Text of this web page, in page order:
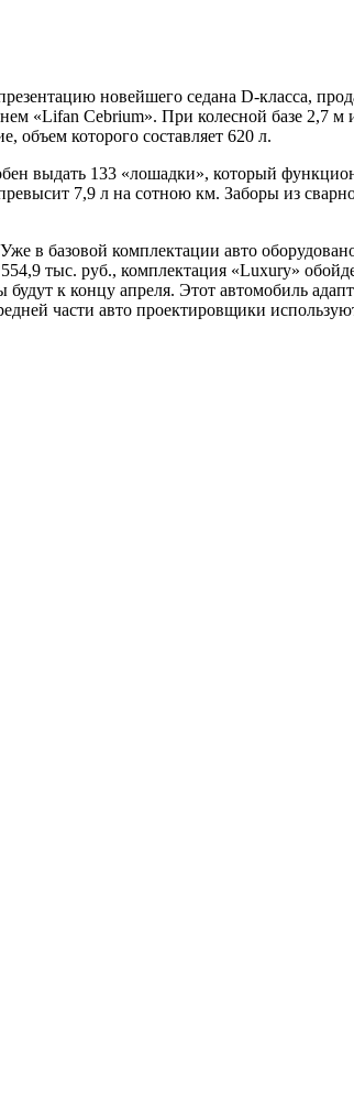
новейшего седана D-класса,
«Lifan Cebrium». При колесной базе 2,7 м
объем которого составляет 620 л.
выдать 133 «лошадки», который
7,9 л на сотною км. Заборы из
в базовой комплектации авто
тыс. руб., комплектация «Luxury»
к концу апреля. Этот автомобиль
части авто проектировщики